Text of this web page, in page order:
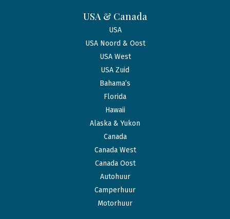
USA & Canada
USA
USA Noord & Oost
USA West
USA Zuid
Bahama’s
Florida
Hawaii
Alaska & Yukon
Canada
Canada West
Canada Oost
Autohuur
Camperhuur
Motorhuur